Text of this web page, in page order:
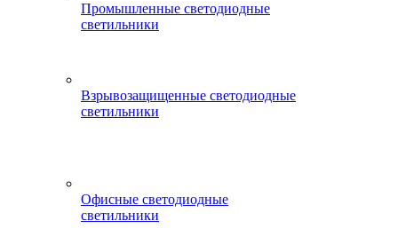
Промышленные светодиодные
светильники
Взрывозащищенные светодиодные
светильники
Офисные светодиодные
светильники